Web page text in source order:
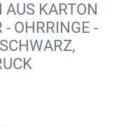
KARTON
OHRRINGE -